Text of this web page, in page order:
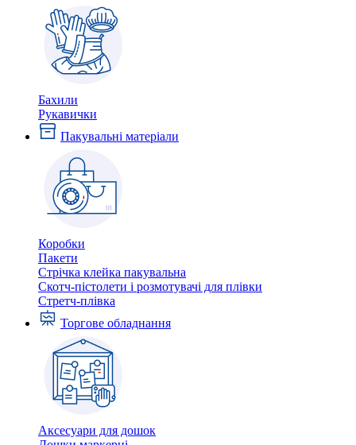
Бахили
Рукавички
Пакувальні матеріали
Коробки
Пакети
Стрічка клейка пакувальна
Скотч-пістолети і розмотувачі для плівки
Стретч-плівка
Торгове обладнання
Аксесуари для дошок